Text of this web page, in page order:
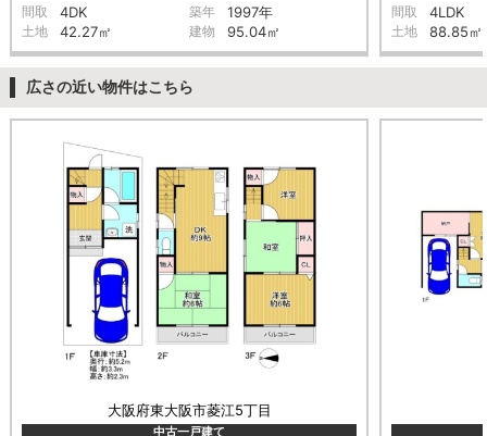
間取 4DK 築年 1997年
土地 42.27㎡ 建物 95.04㎡
間取 4LDK
土地 88.85㎡
広さの近い物件はこちら
大阪府東大阪市菱江5丁目
中古一戸建て